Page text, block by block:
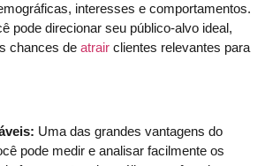
interesses e comportamentos.
pode direcionar seu público-alvo ideal,
chances de atrair clientes relevantes para
Uma das grandes vantagens do
pode medir e analisar facilmente os